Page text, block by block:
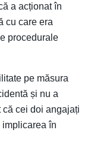
a acționat în
cu care era
procedurale
pe măsura
și nu a
că cei doi angajați
în